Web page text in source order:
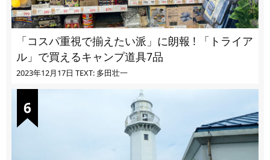
「コスパ重視で揃えたい派」に朗報 ! 「トライア
ル」で買えるキャンプ道具7品
2023年12月17日 TEXT: 多田壮一